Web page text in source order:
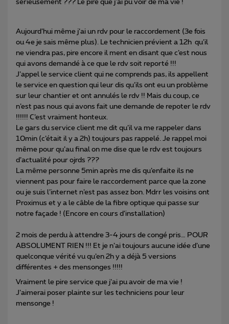
sérieusement ??? Le pire que j'ai pu voir de ma vie !
Aujourd’hui même j’ai un rdv pour le raccordement (3e fois
ou 4e je sais même plus). Le technicien prévient a 12h qu’il
ne viendra pas, pire encore il ment en disant que c’est nous
qui avons demandé à ce que le rdv soit reporté !!!
J’appel le service client qui ne comprends pas, ils appellent
le service en question qui leur dis qu’ils ont eu un problème
sur leur chantier et ont annulés le rdv !! Mais du coup, ce
n’est pas nous qui avons fait une demande de repoter le rdv
!!!!!! C’est vraiment honteux.
Le gars du service client me dit qu’il va me rappeler dans
10min (c’était il y a 2h) toujours pas rappelé. Je rappel moi
même pour qu’au final on me dise que le rdv est toujours
d’actualité pour ojrds ???
La même personne 5min après me dis qu’enfaite ils ne
viennent pas pour faire le raccordement parce que la zone
ou je suis l’internet n’est pas assez bon. Mdrr les voisins ont
Proximus et y a le câble de la fibre optique qui passe sur
notre façade ! (Encore en cours d’installation)
2 mois de perdu à attendre 3-4 jours de congé pris… POUR
ABSOLUMENT RIEN !!! Et je n’ai toujours aucune idée d’une
quelconque vérité vu qu’en 2h y a déjà 5 versions
différentes + des mensonges !!!!!
Vraiment le pire service que j’ai pu avoir de ma vie !
J’aimerai poser plainte sur les techniciens pour leur
mensonge !